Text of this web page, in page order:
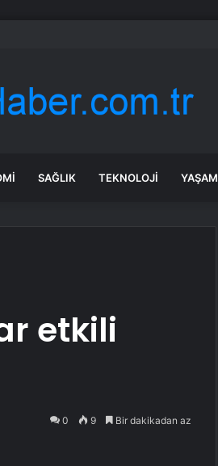
SAĞLIK TEKNOLOJI YAŞAM
etkili
0 9 Bir dakikadan az